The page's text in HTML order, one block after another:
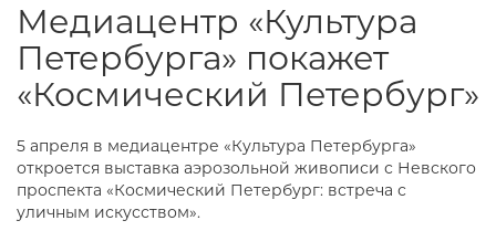
Медиацентр «Культура
Петербурга» покажет
«Космический Петербург»
5 апреля в медиацентре «Культура Петербурга»
откроется выставка аэрозольной живописи с Невского
проспекта «Космический Петербург: встреча с
уличным искусством».